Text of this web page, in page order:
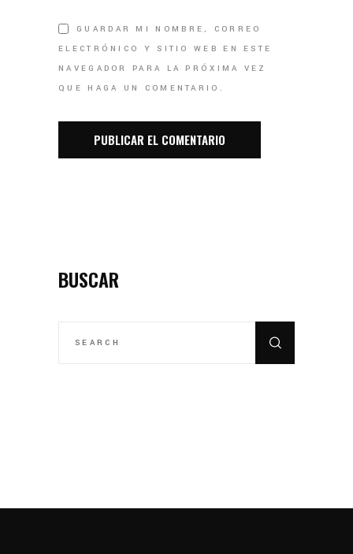
GUARDAR MI NOMBRE, CORREO
ELECTRÓNICO Y SITIO WEB EN ESTE
NAVEGADOR PARA LA PRÓXIMA VEZ
QUE HAGA UN COMENTARIO.
BUSCAR